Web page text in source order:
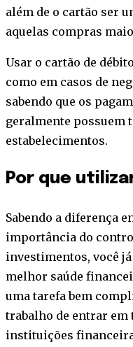
além de o cartão ser
aquelas compras
Usar o cartão de
como em casos de
sabendo que os
geralmente possuem
estabelecimentos.
Por que
Sabendo a diferença
importância do
investimentos, você
melhor saúde
uma tarefa bem
trabalho de entrar em
instituições